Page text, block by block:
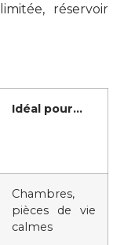
réservoir
Idéal pour…
Chambres,
pièces de vie
calmes